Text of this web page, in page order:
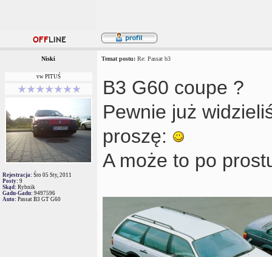
Niski Temat postu: Re: Passat b3
vw PITUŚ
Rejestracja: Śro 05 Sty, 2011
Posty: 9
Skąd: Rybnik
Gadu-Gadu: 9497596
Auto: Passat B3 GT G60
B3 G60 coupe ?
Pewnie już
proszę:
A może to po